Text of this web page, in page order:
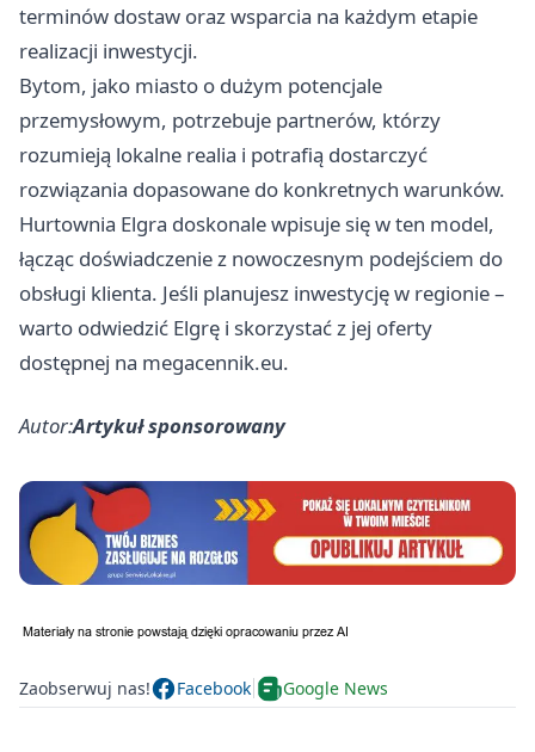
terminów dostaw oraz wsparcia na każdym etapie
realizacji inwestycji.
Bytom, jako miasto o dużym potencjale
przemysłowym, potrzebuje partnerów, którzy
rozumieją lokalne realia i potrafią dostarczyć
rozwiązania dopasowane do konkretnych warunków.
Hurtownia Elgra doskonale wpisuje się w ten model,
łącząc doświadczenie z nowoczesnym podejściem do
obsługi klienta. Jeśli planujesz inwestycję w regionie –
warto odwiedzić Elgrę i skorzystać z jej oferty
dostępnej na megacennik.eu.
Autor:Artykuł sponsorowany
Zaobserwuj nas! Facebook Google News